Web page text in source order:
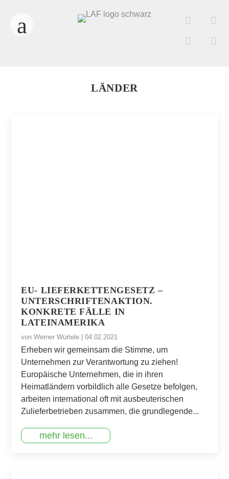
LÄNDER
EU- LIEFERKETTENGESETZ –
UNTERSCHRIFTENAKTION.
KONKRETE FÄLLE IN
LATEINAMERIKA
vonWerner Würtele |04.02.2021
Erheben wir gemeinsam die Stimme, um
Unternehmen zur Verantwortung zu ziehen!
Europäische Unternehmen, die in ihren
Heimatländern vorbildlich alle Gesetze befolgen,
arbeiten international oft mit ausbeuterischen
Zulieferbetrieben zusammen, die grundlegende...
mehr lesen...